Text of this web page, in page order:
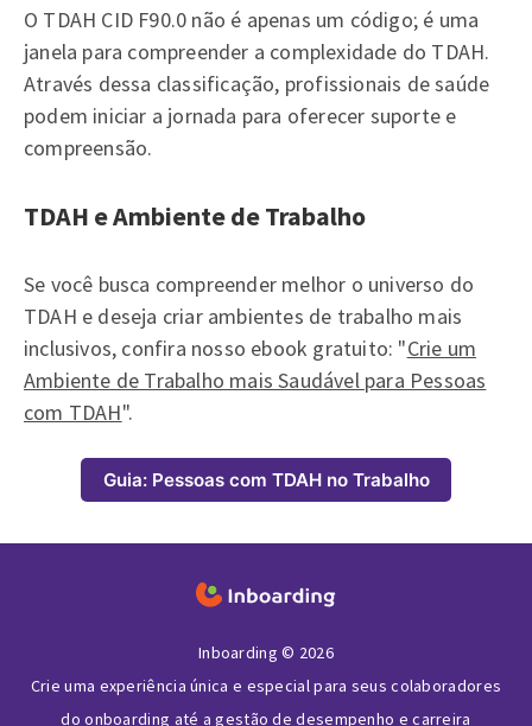
O TDAH CID F90.0 não é apenas um código; é uma
janela para compreender a complexidade do TDAH.
Através dessa classificação, profissionais de saúde
podem iniciar a jornada para oferecer suporte e
compreensão.
TDAH e Ambiente de Trabalho
Se você busca compreender melhor o universo do
TDAH e deseja criar ambientes de trabalho mais
inclusivos, confira nosso ebook gratuito: "Crie um
Ambiente de Trabalho mais Saudável para Pessoas
com TDAH".
Guia: Pessoas com TDAH no Trabalho
Inboarding © 2026
Crie uma experiência única e especial para seus colaboradores
do onboarding até a gestão de desempenho e carreira